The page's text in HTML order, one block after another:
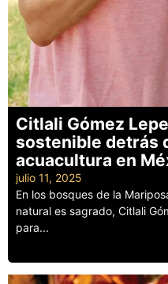
Citlali Gómez
sostenible detrás
acuacultura en
julio 11, 2025
En los bosques de la
natural es sagrado, Citlali
para...